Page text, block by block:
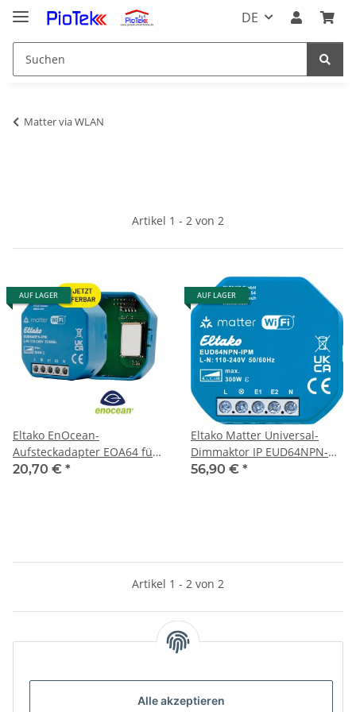
Alle akzeptieren
DE
Matter via WLAN
Artikel 1 - 2 von 2
AUF LAGER
Eltako EnOcean-
Aufsteckadapter EOA64 für
Matter 64er Serie (BR64IPM)
20,70 € *
AUF LAGER
Eltako Matter Universal-
Dimmaktor IP EUD64NPN-
IPM
56,90 € *
Artikel 1 - 2 von 2